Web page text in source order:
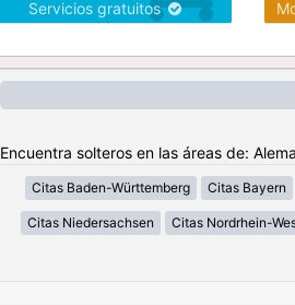
Servicios gratuitos
Encuentra solteros en las áreas de:
Citas Baden-Württemberg Citas Bayern
Citas Niedersachsen Citas Nordrhein-